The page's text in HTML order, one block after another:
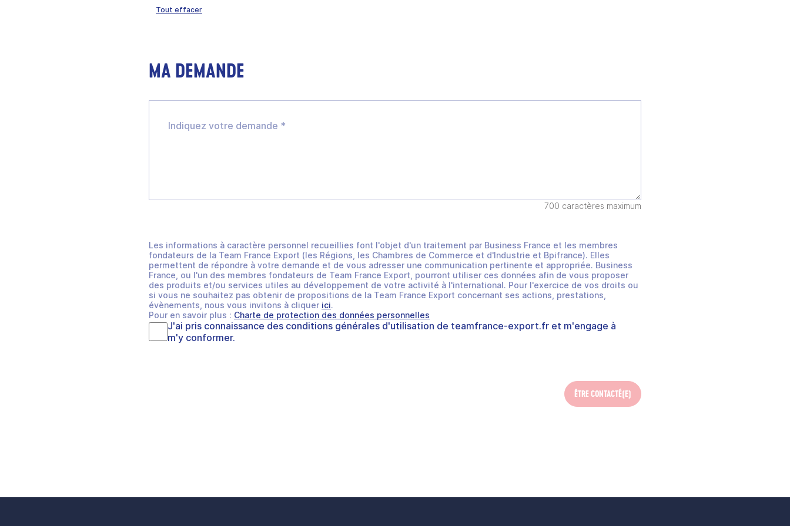
Tout effacer
MA DEMANDE
700 caractères maximum
Les informations à caractère personnel recueillies font l'objet d'un traitement par Business France et les membres
fondateurs de la Team France Export (les Régions, les Chambres de Commerce et d'Industrie et Bpifrance). Elles
permettent de répondre à votre demande et de vous adresser une communication pertinente et appropriée. Business
France, ou l'un des membres fondateurs de Team France Export, pourront utiliser ces données afin de vous proposer
des produits et/ou services utiles au développement de votre activité à l'international. Pour l'exercice de vos droits ou
si vous ne souhaitez pas obtenir de propositions de la Team France Export concernant ses actions, prestations,
évènements, nous vous invitons à cliquer ici.
Pour en savoir plus : Charte de protection des données personnelles
J'ai pris connaissance des conditions générales d'utilisation de teamfrance-export.fr et m'engage à
m'y conformer.
ÊTRE CONTACTÉ(E)